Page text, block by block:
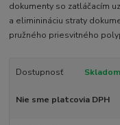
dokumenty so zatláčacím
a eliminináciu straty
pružného priesvitného
Dostupnosť Skladom
Nie sme platcovia DPH